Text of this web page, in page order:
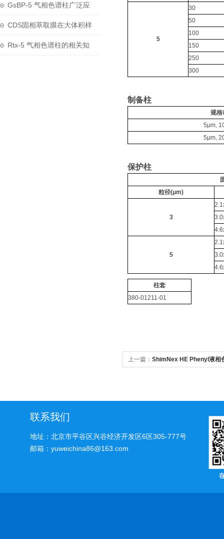
前处理的革命性技术
GsBP-5 气相色谱柱广泛应
用于化学领域中
CDS固相萃取膜在大体积样
品前处理中的技术应用
Rtx-5 气相色谱柱的相关知
5
30
50
100
150
250
300
制备柱
规格
5μm,
5μm,
保护柱
粒径(μm)
3
5
柱套
380-01211-01
上一篇： ShimNex HE Phenyl液相
联系我们
地址：北京市平谷区兴谷经济开发区6区305-777号
邮箱：yuweichina86@163.com